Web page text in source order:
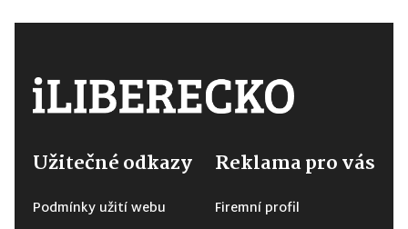
Užitečné odkazy
Podmínky užití webu
Reklama pro vás
Firemní profil